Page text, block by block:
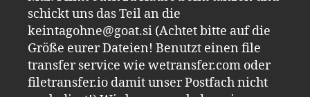
schickt uns das Teil an die
keintagohne@goat.si (Achtet bitte auf die
Größe eurer Dateien! Benutzt einen file
transfer service wie wetransfer.com oder
filetransfer.io damit unser Postfach nicht